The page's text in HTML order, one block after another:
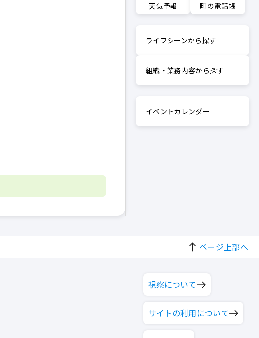
天気予報 町の電話帳
ライフシーンから探す
組織・業務内容から探す
イベントカレンダー
ページ上部へ
視察について
サイトの利用について